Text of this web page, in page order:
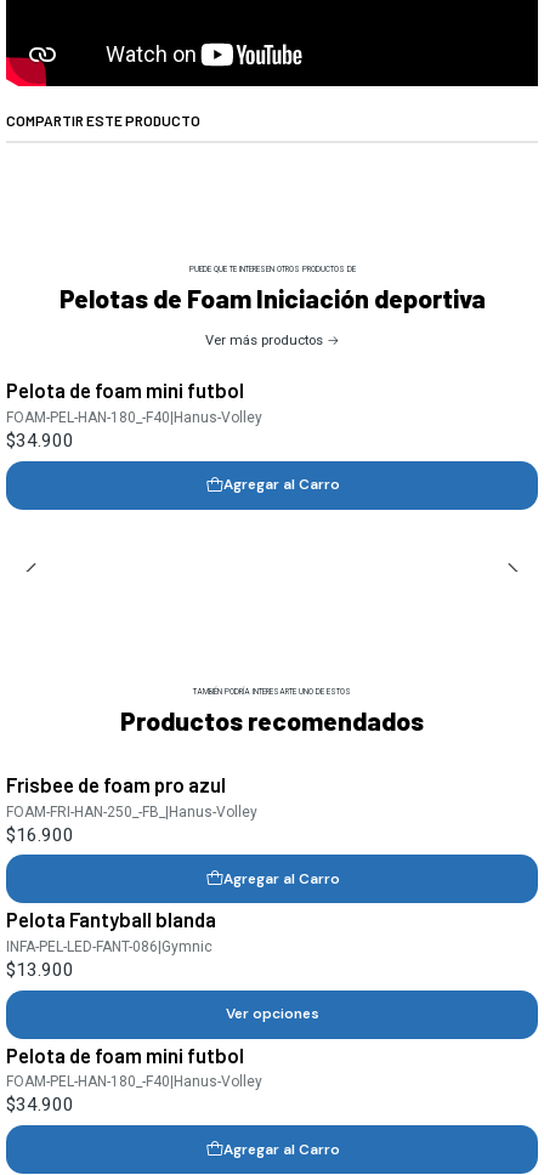
COMPARTIR ESTE PRODUCTO
PUEDE QUE TE INTERESEN OTROS PRODUCTOS DE
Pelotas de Foam Iniciación deportiva
Ver más productos
Pelota de foam mini futbol
FOAM-PEL-HAN-180_-F40|Hanus-Volley
$34.900
Agregar al Carro
TAMBIÉN PODRÍA INTERESARTE UNO DE ESTOS
Productos recomendados
Frisbee de foam pro azul
FOAM-FRI-HAN-250_-FB_ |Hanus-Volley
$16.900
Agregar al Carro
Pelota Fantyball blanda
INFA-PEL-LED-FANT-086 Gymnic
$13.900
Ver opciones
Pelota de foam mini futbol
FOAM-PEL-HAN-180_-F40 Hanus-Volley
$34.900
Agregar al Carro